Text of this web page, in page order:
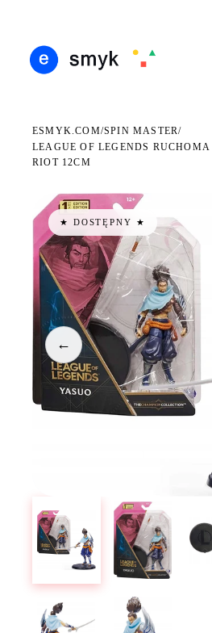
ESMYK.COM/SPIN MASTER/
LEAGUE OF LEGENDS
RIOT 12CM
★ DOSTĘPNY ★
←